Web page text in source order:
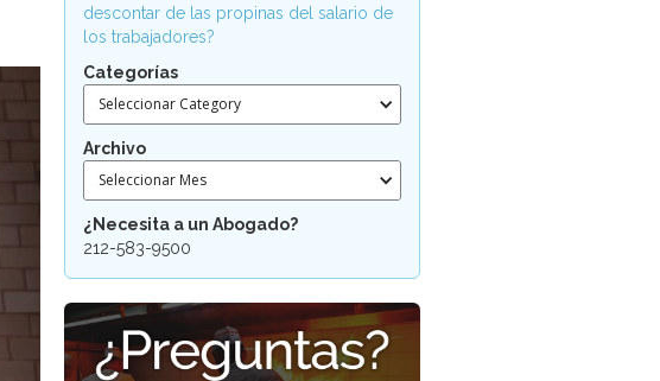
descontar de las propinas del salario de
los trabajadores?
Categorías
Seleccionar Category
Archivo
Seleccionar Mes
¿Necesita a un Abogado?
212-583-9500